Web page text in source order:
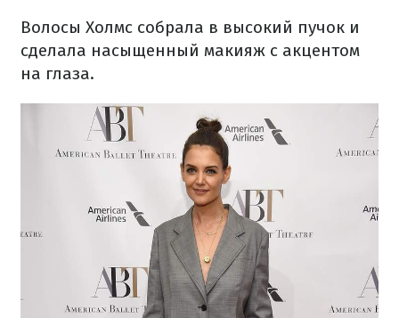
Волосы Холмс собрала в высокий пучок и
сделала насыщенный макияж с акцентом
на глаза.